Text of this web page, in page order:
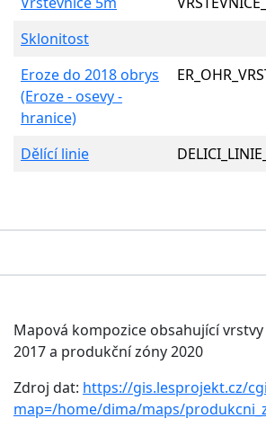
Sklonitost
Eroze do 2018 obrys
(Eroze - osevy -
hranice)
Dělící linie
Mapová kompozice obsahující
2017 a produkční zóny 2020
Zdroj dat: https://gis.lesprojekt.cz/
map=/home/dima/maps/